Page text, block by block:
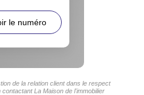
le numéro
de la relation client dans le respect
La Maison de l'immobilier